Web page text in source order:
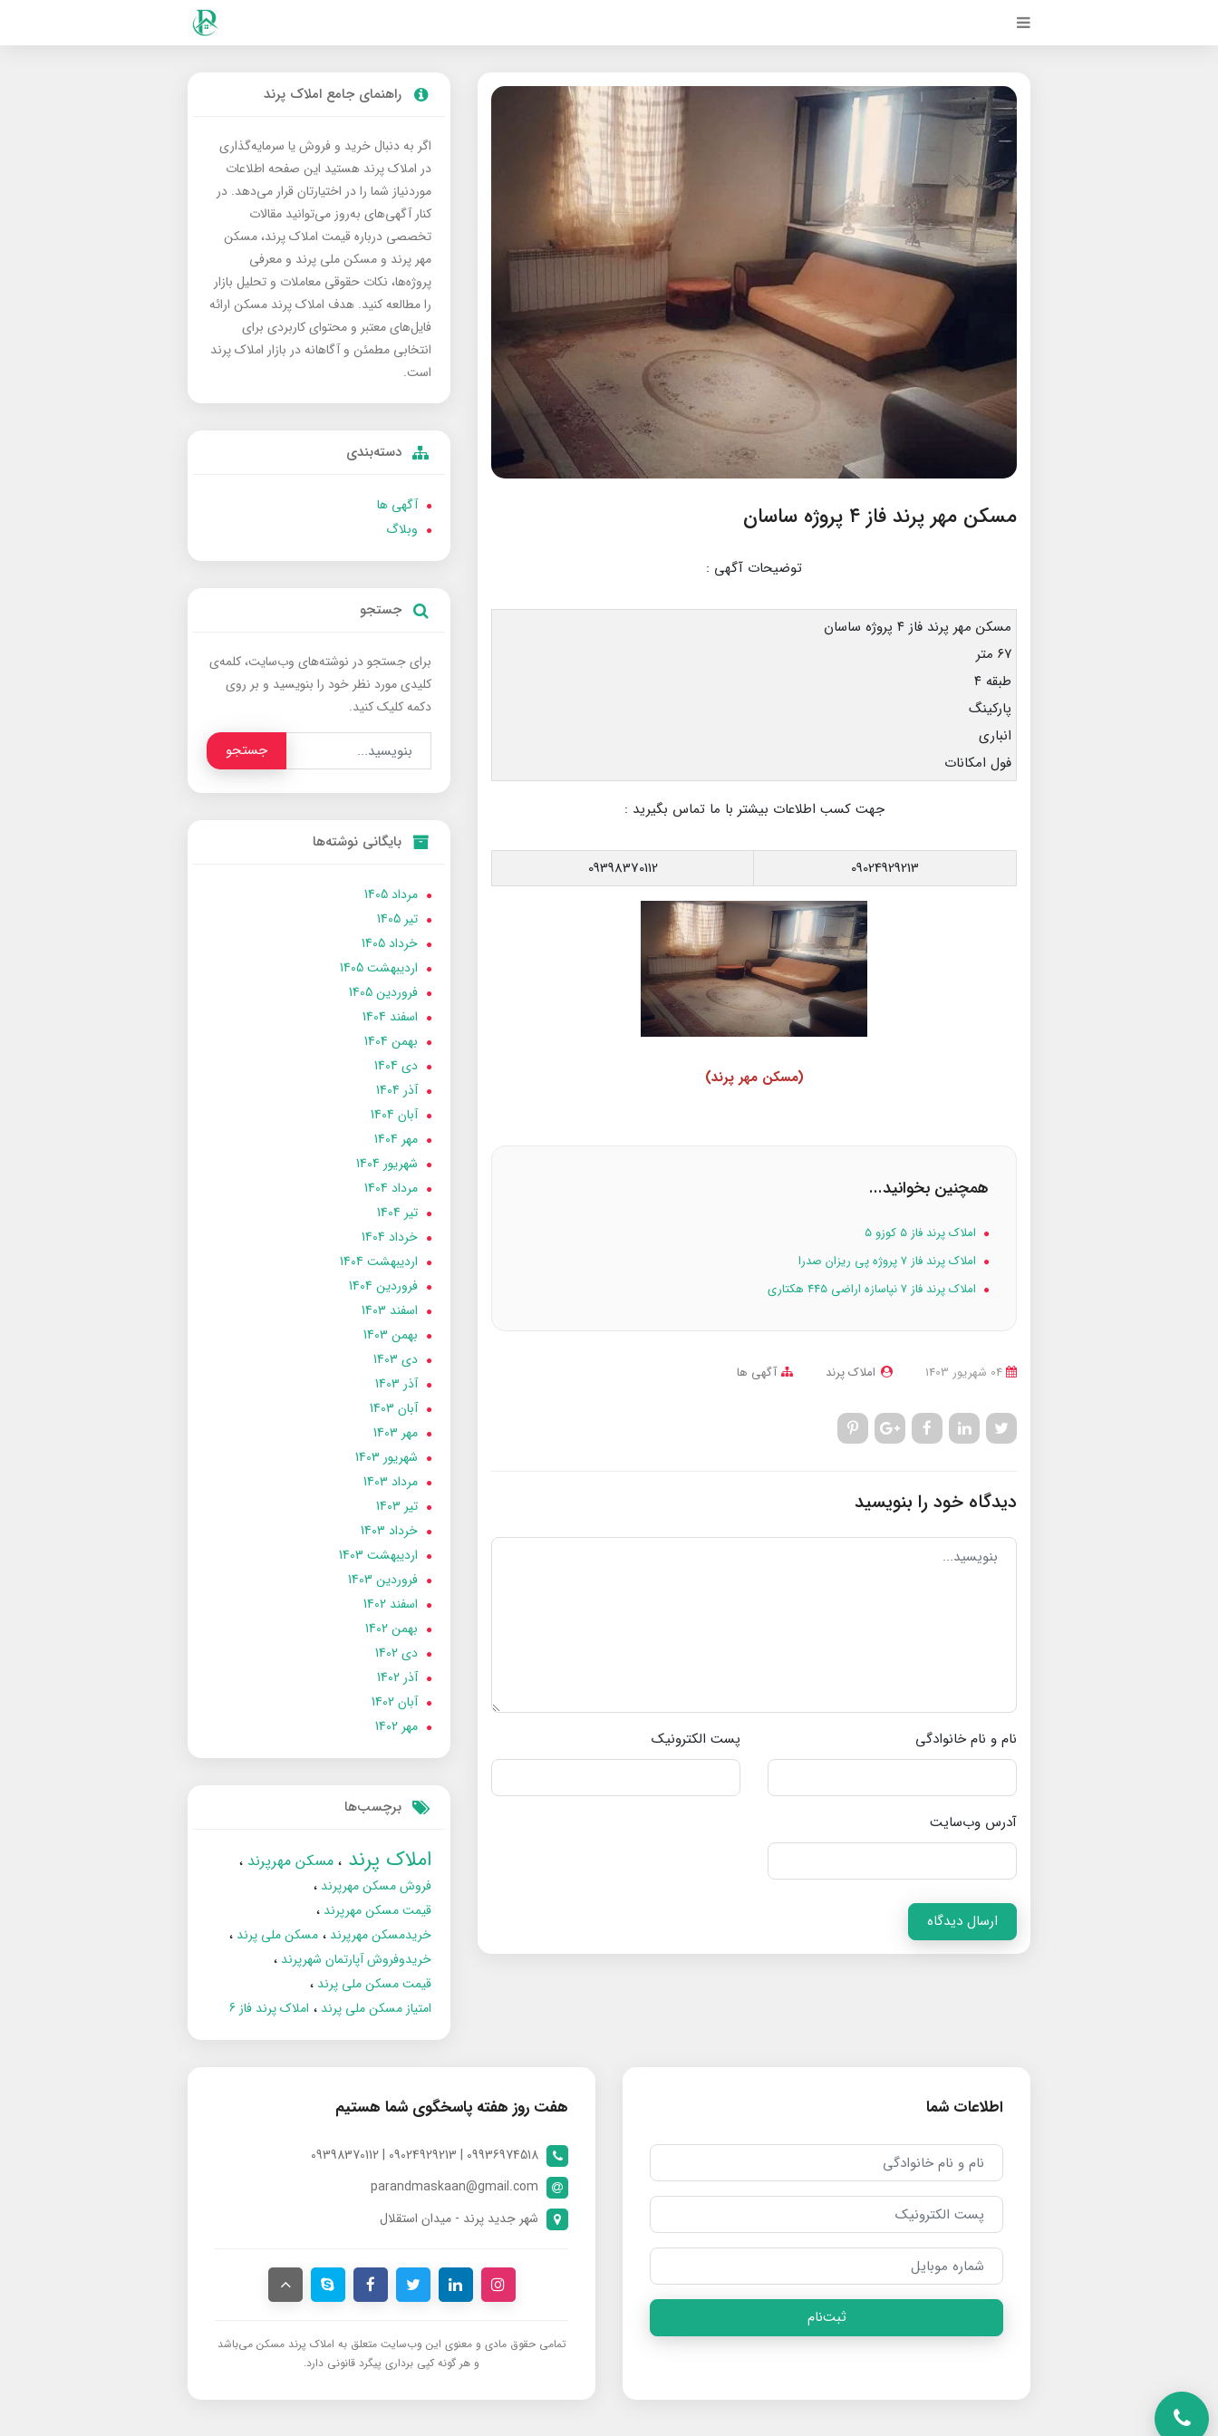
مسکن مهر پرند فاز ۴ پروژه ساسان
توضیحات آگهی :
مسکن مهر پرند فاز ۴ پروژه ساسان
۶۷ متر
طبقه ۴
پارکینگ
انباری
فول امکانات
جهت کسب اطلاعات بیشتر با ما تماس بگیرید :
09024929213
09398370112
(مسکن مهر پرند)
همچنین بخوانید...
املاک پرند فاز 5 کوزو ۵
املاک پرند فاز ۷ پروژه پی ریزان صدرا
املاک پرند فاز ۷ نپاسازه اراضی ۴۴۵ هکتاری
املاک پرند آگهی ها
دیدگاه خود را بنویسید
نام و نام خانوادگی پست الکترونیک
آدرس وب‌سایت
ارسال دیدگاه
راهنمای جامع املاک پرند
اگر به دنبال خرید و فروش یا سرمایه‌گذاری
در املاک پرند هستید این صفحه اطلاعات
موردنیاز شما را در اختیارتان قرار می‌دهد. در
کنار آگهی‌های به‌روز می‌توانید مقالات
تخصصی درباره قیمت املاک پرند، مسکن
مهر پرند و مسکن ملی پرند و معرفی
پروژه‌ها، نکات حقوقی معاملات و تحلیل بازار
را مطالعه کنید. هدف املاک پرند مسکن ارائه
فایل‌های معتبر و محتوای کاربردی برای
انتخابی مطمئن و آگاهانه در بازار املاک پرند
است.
دسته‌بندی
آگهی ها
وبلاگ
جستجو
برای جستجو در نوشته‌های وب‌سایت، کلمه‌ی
کلیدی مورد نظر خود را بنویسید و بر روی
دکمه کلیک کنید.
جستجو
بایگانی نوشته‌ها
مرداد 1405
تير 1405
خرداد 1405
ارديبهشت 1405
فروردین 1405
اسفند 1404
بهمن 1404
دی 1404
آذر 1404
آبان 1404
مهر 1404
شهریور 1404
مرداد 1404
تير 1404
خرداد 1404
ارديبهشت 1404
فروردین 1404
اسفند 1403
بهمن 1403
دی 1403
آذر 1403
آبان 1403
مهر 1403
شهریور 1403
مرداد 1403
تير 1403
خرداد 1403
ارديبهشت 1403
فروردین 1403
اسفند 1402
بهمن 1402
دی 1402
آذر 1402
آبان 1402
مهر 1402
برچسب‌ها
املاک پرند مسکن مهرپرند
فروش مسکن مهرپرند
قیمت مسکن مهرپرند
خریدمسکن مهرپرند
مسکن ملی پرند
خریدوفروش آپارتمان شهرپرند
قیمت مسکن ملی پرند
امتیاز مسکن ملی پرند
املاک پرند فاز 6
اطلاعات شما
ثبت‌نام
هفت روز هفته پاسخگوی شما هستیم
09936974518 | 09024929213 | 09398370112
parandmaskaan@gmail.com
شهر جدید پرند - میدان استقلال
تمامی حقوق مادی و معنوی این وب‌سایت متعلق به املاک پرند مسکن می‌باشد
و هر گونه کپی برداری پیگرد قانونی دارد.